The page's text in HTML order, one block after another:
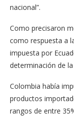
nacional”.
Como precisaron
como respuesta a
impuesta por
determinación de
Colombia había
productos
rangos de entre